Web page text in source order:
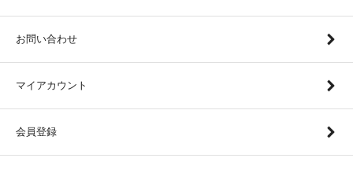
お問い合わせ
マイアカウント
会員登録